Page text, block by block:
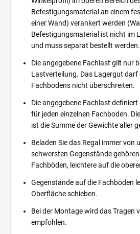
Befestigungsmaterial an einem
einer Wand) verankert werden
Befestigungsmaterial ist nicht im
und muss separat bestellt werden.
Die angegebene Fachlast gilt nur
Lastverteilung. Das Lagergut darf
Fachbodens nicht überschreiten.
Die angegebene Fachlast
für jeden einzelnen Fachboden.
ist die Summe der Gewichte aller
Beladen Sie das Regal immer von
schwersten Gegenstände
Fachböden, leichtere auf die
Gegenstände auf die Fachböden
Oberfläche schieben.
Bei der Montage wird das Tragen
empfohlen.